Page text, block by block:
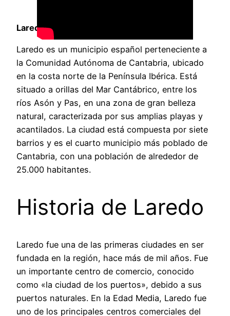
Laredo, un municipio español en Cantabria
Laredo es un municipio español perteneciente a
la Comunidad Autónoma de Cantabria, ubicado
en la costa norte de la Península Ibérica. Está
situado a orillas del Mar Cantábrico, entre los
ríos Asón y Pas, en una zona de gran belleza
natural, caracterizada por sus amplias playas y
acantilados. La ciudad está compuesta por siete
barrios y es el cuarto municipio más poblado de
Cantabria, con una población de alrededor de
25.000 habitantes.
Historia de Laredo
Laredo fue una de las primeras ciudades en ser
fundada en la región, hace más de mil años. Fue
un importante centro de comercio, conocido
como «la ciudad de los puertos», debido a sus
puertos naturales. En la Edad Media, Laredo fue
uno de los principales centros comerciales del